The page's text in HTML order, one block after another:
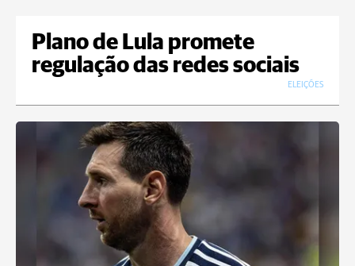
Plano de Lula promete
regulação das redes sociais
ELEIÇÕES